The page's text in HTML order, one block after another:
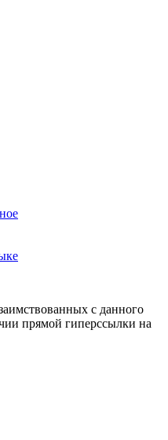
с данного
прямой гиперссылки на